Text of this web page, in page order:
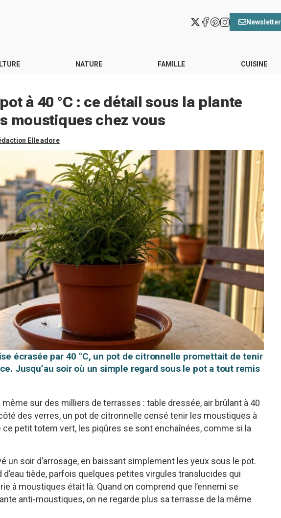
Newsletter
NATURE FAMILLE CUISINE
à 40 °C : ce détail sous la plante
moustiques chez vous
Elle adore
écrasée par 40 °C, un pot de citronnelle promettait de tenir
Jusqu’au soir où un simple regard sous le pot a tout remis
même sur des milliers de terrasses : table dressée, air brûlant à 40
des verres, un pot de citronnelle censé tenir les moustiques à
ce petit totem vert, les piqûres se sont enchaînées, comme si la
un soir d’arrosage, en baissant simplement les yeux sous le pot.
d’eau tiède, parfois quelques petites virgules translucides qui
à moustiques était là. Quand on comprend que l’ennemi se
anti-moustiques, on ne regarde plus sa terrasse de la même